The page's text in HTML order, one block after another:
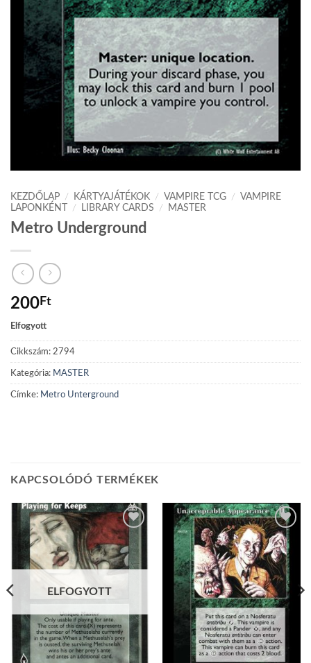
KEZDŐLAP / KÁRTYAJÁTÉKOK / VAMPIRE TCG /
VAMPIRE
LAPONKÉNT
/ LIBRARY CARDS / MASTER
Metro Underground
200Ft
Elfogyott
Cikkszám: 2794
Kategória: MASTER
Címke: Metro Unterground
KAPCSOLÓDÓ TERMÉKEK
Add to
wishlist
ELFOGYOTT
Add to
wishlist